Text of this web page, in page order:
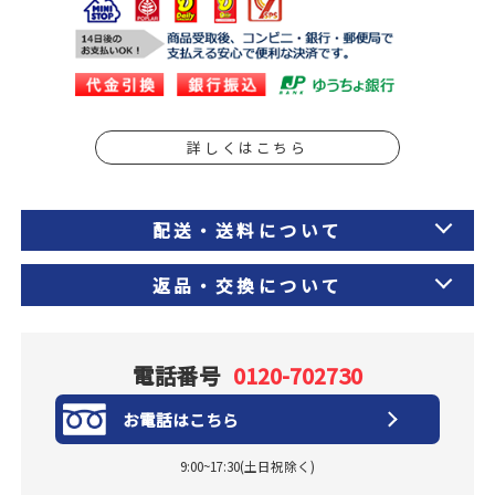
詳しくはこちら
配送・送料について
返品・交換について
電話番号 0120-702730
お電話はこちら
9:00~17:30(土日祝除く)